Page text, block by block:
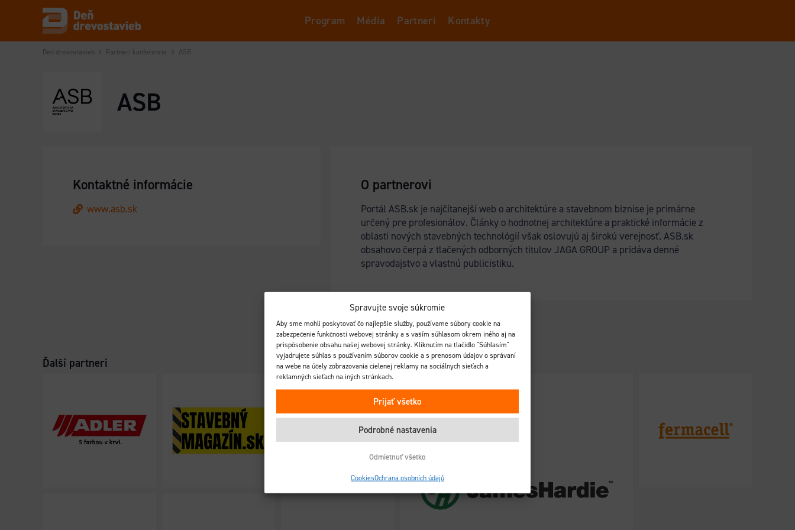
Spravujte svoje súkromie
Aby sme mohli poskytovať čo najlepšie služby, používame súbory cookie na
zabezpečenie funkčnosti webovej stránky a s vaším súhlasom okrem iného aj na
prispôsobenie obsahu našej webovej stránky. Kliknutím na tlačidlo "Súhlasím"
vyjadrujete súhlas s používaním súborov cookie a s prenosom údajov o správaní
na webe na účely zobrazovania cielenej reklamy na sociálnych sieťach a
reklamných sieťach na iných stránkach.
Prijať všetko
Odmietnuť všetko
Podrobné nastavenia
CookiesOchrana osobních údajů
Program Média Partneri Kontakty
Deň drevostavieb Partneri konferencie ASB
ASB
Kontaktné informácie
www.asb.sk
O partnerovi
Portál ASB.sk je najčítanejší web o architektúre a stavebnom biznise je primárne
určený pre profesionálov. Články o hodnotnej architektúre a praktické informácie z
oblasti nových stavebných technológií však oslovujú aj širokú verejnosť. ASB.sk
obsahovo čerpá z tlačených odborných titulov JAGA GROUP a pridáva denné
spravodajstvo a vlastnú publicistiku.
Ďalší partneri